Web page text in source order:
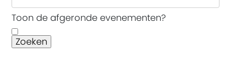
Toon de afgeronde evenementen?